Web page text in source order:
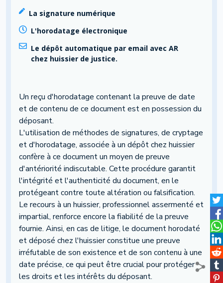
La signature numérique
L'horodatage électronique
Le dépôt automatique par email avec AR
chez huissier de justice.
Un reçu d'horodatage contenant la preuve de date
et de contenu de ce document est en possession du
déposant.
L'utilisation de méthodes de signatures, de cryptage
et d'horodatage, associée à un dépôt chez huissier
confère à ce document un moyen de preuve
d'antériorité indiscutable. Cette procédure garantit
l'intégrité et l'authenticité du document, en le
protégeant contre toute altération ou falsification.
Le recours à un huissier, professionnel assermenté et
impartial, renforce encore la fiabilité de la preuve
fournie. Ainsi, en cas de litige, le document horodaté
et déposé chez l'huissier constitue une preuve
irréfutable de son existence et de son contenu à une
date précise, ce qui peut être crucial pour protéger
les droits et les intérêts du déposant.